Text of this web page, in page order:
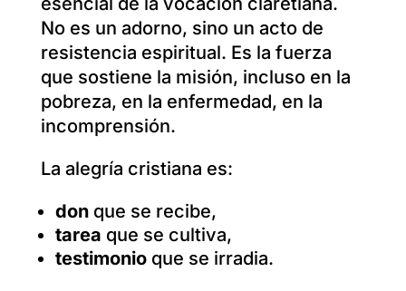
No es un adorno, sino un acto de
resistencia espiritual. Es la fuerza
que sostiene la misión, incluso en la
pobreza, en la enfermedad, en la
incomprensión.
La alegría cristiana es:
donque se recibe,
tarea que se cultiva,
testimonioque se irradia.